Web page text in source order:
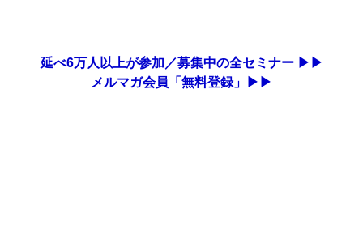
延べ6万人以上が参加／募集中の全セミナー ▶▶
メルマガ会員「無料登録」▶▶